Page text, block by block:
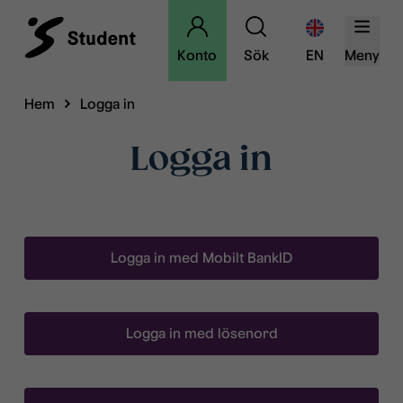
Konto Sök EN Meny
Hem Logga in
Logga in
Logga in med Mobilt BankID
Logga in med lösenord